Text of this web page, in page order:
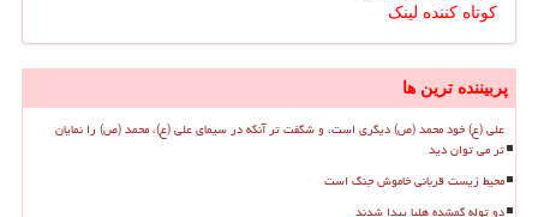
کوتاه کننده لینک
پربیننده ترین ها
علی (ع) خود محمد (ص) دیگری است، و شگفت تر آنکه در سیمای علی (ع)، محمد (ص) را نمایان
تر می توان دید
محیط زیست قربانی خاموش جنگ است